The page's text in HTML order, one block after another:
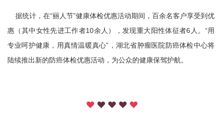
据统计，在“丽人节”健康体检优惠活动期间，百余名客户享受到优
惠（其中女性先进工作者10余人），发现重大阳性体征者6人。“用
专业呵护健康，用真情温暖真心”，湖北省肿瘤医院防癌体检中心将
陆续推出新的防癌体检优惠活动，为公众的健康保驾护航。